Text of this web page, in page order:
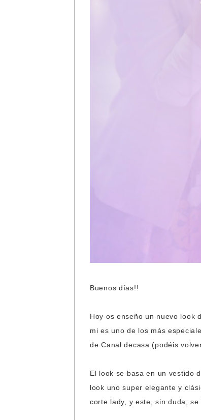
Buenos días!!
Hoy os enseño un nuevo look
mi es uno de los más
de Canal decasa (podéis
El look se basa en un vestido
look uno super elegante y
corte lady, y este, sin duda,